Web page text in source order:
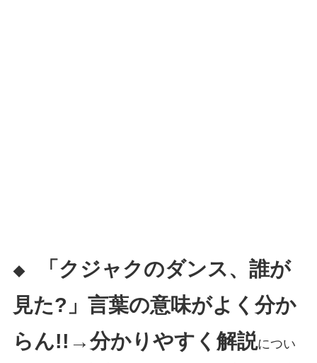
◆
「クジャクのダンス、誰が
見た?」言葉の意味がよく分か
らん!!→分かりやすく解説につい